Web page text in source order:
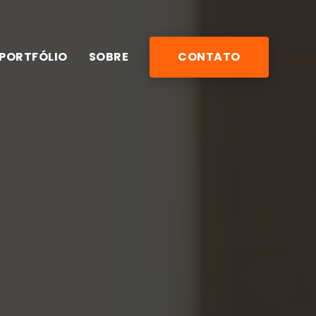
SOBRE CONTATO